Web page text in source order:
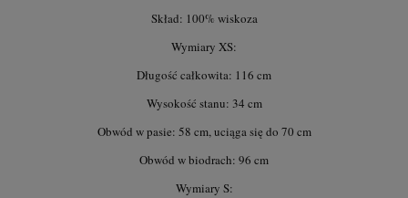
Skład: 100% wiskoza
Wymiary XS:
Długość całkowita: 116 cm
Wysokość stanu: 34 cm
Obwód w pasie: 58 cm, uciąga się do 70 cm
Obwód w biodrach: 96 cm
Wymiary S: